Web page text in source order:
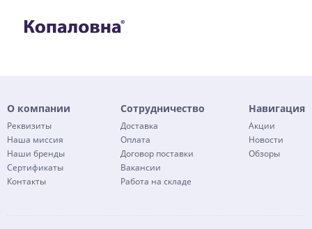
О компании
Реквизиты
Наша миссия
Наши бренды
Сертификаты
Контакты
Сотрудничество
Доставка
Оплата
Договор поставки
Вакансии
Работа на складе
Навигация
Акции
Новости
Обзоры